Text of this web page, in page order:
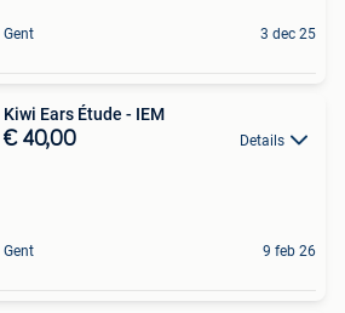
Gent 3 dec 25
Kiwi Ears Étude - IEM
€ 40,00 Details
Gent 9 feb 26